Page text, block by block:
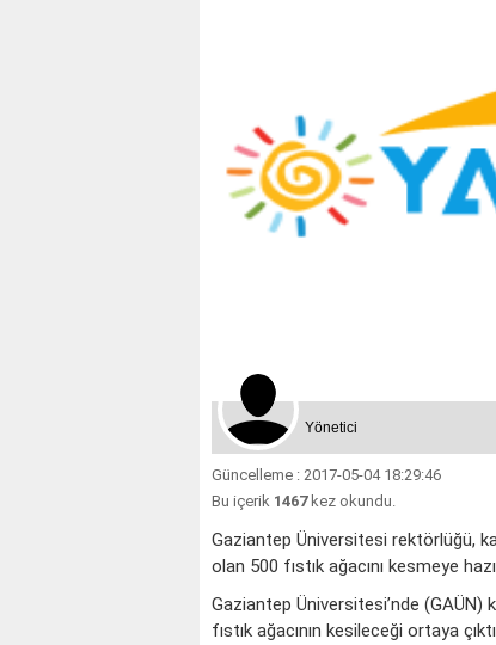
Yönetici
Güncelleme : 2017-05-04 18:29:46
Bu içerik 1467kez okundu.
Gaziantep Üniversitesi rektörlüğü,
olan 500 fıstık ağacını kesmeye
Gaziantep Üniversitesi’nde (GAÜN)
fıstık ağacının kesileceği ortaya